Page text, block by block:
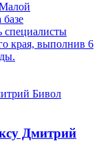
края, выполнив 6
Дмитрий